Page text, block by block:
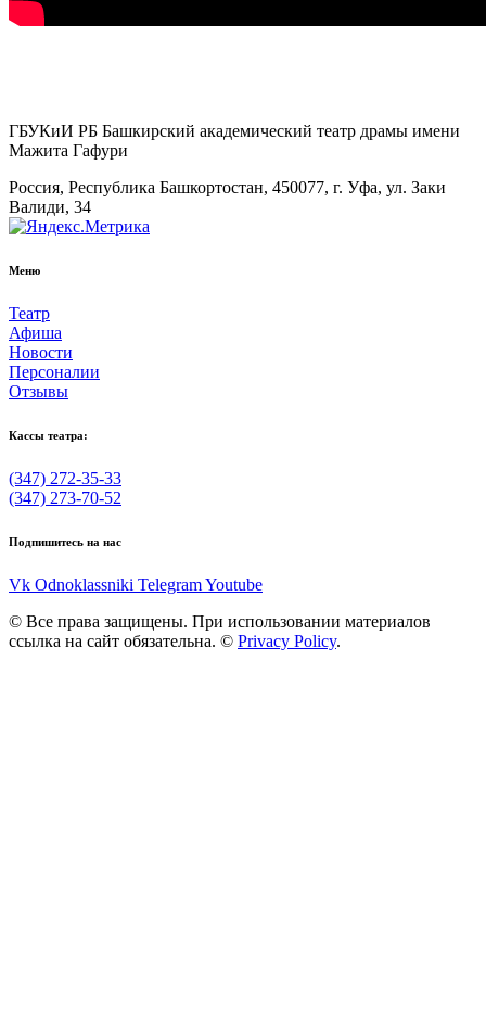
ГБУКиИ РБ Башкирский академический театр драмы имени
Мажита Гафури
Россия, Республика Башкортостан, 450077, г. Уфа, ул. Заки
Валиди, 34
Меню
Театр
Афиша
Новости
Персоналии
Отзывы
Кассы театра:
(347) 272-35-33
(347) 273-70-52
Подпишитесь на нас
Vk Odnoklassniki TelegramYoutube
© Все права защищены. При использовании материалов
ссылка на сайт обязательна. © Privacy Policy.